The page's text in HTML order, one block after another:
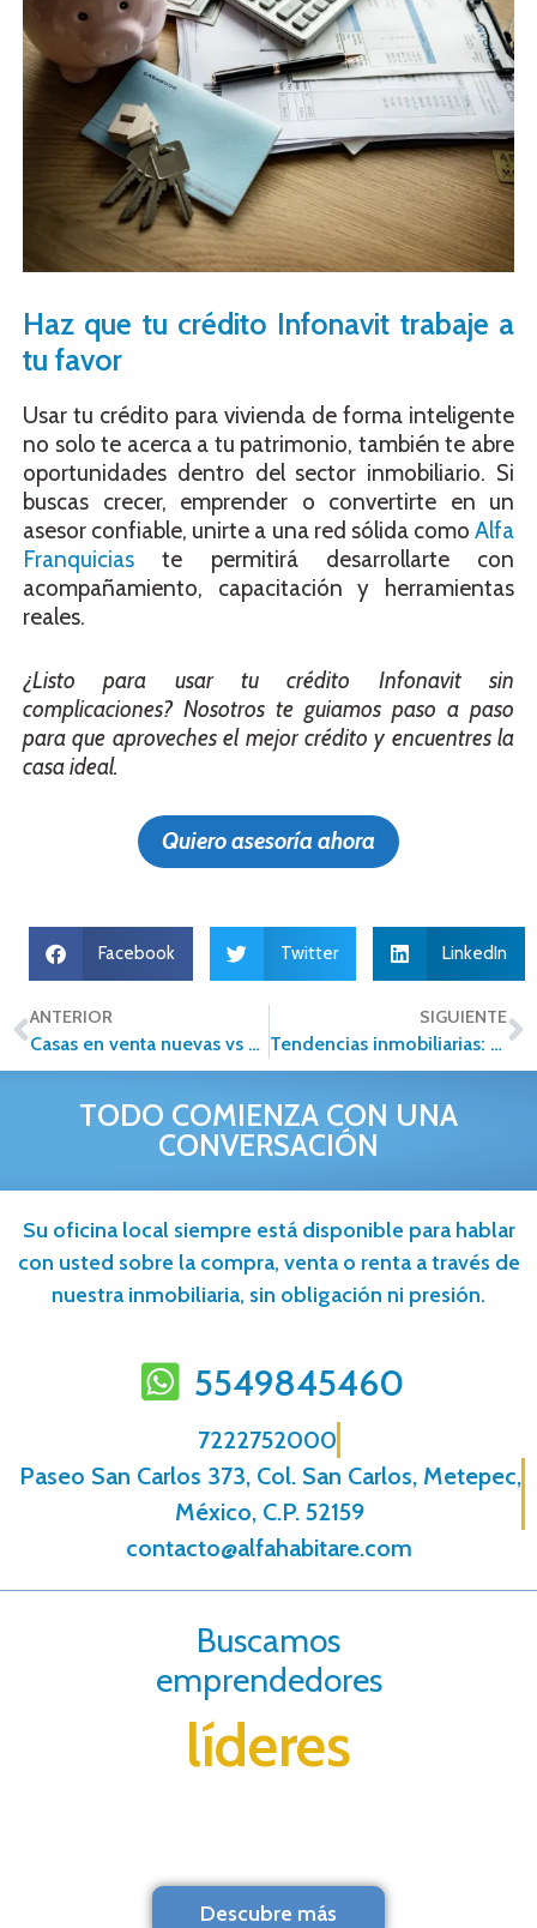
Haz que tu crédito Infonavit trabaje a
tu favor
Usar tu crédito para vivienda de forma inteligente
no solo te acerca a tu patrimonio, también te abre
oportunidades dentro del sector inmobiliario. Si
buscas crecer, emprender o convertirte en un
asesor confiable, unirte a una red sólida como Alfa
Franquicias te permitirá desarrollarte con
acompañamiento, capacitación y herramientas
reales.
¿Listo para usar tu crédito Infonavit sin
complicaciones? Nosotros te guiamos paso a paso
para que aproveches el mejor crédito y encuentres la
casa ideal.
Quiero asesoría ahora
Facebook Twitter LinkedIn
ANTERIOR
Casas en venta nuevas vs usadas: cuál te conviene más
SIGUIENTE
Tendencias inmobiliarias: panorama del sector rumbo a 2026
TODO COMIENZA CON UNA
CONVERSACIÓN
Su oficina local siempre está disponible para hablar
con usted sobre la compra, venta o renta a través de
nuestra inmobiliaria, sin obligación ni presión.
5549845460
7222752000
Paseo San Carlos 373, Col. San Carlos, Metepec,
México, C.P. 52159
contacto@alfahabitare.com
Buscamos
emprendedores
líderes
Descubre más